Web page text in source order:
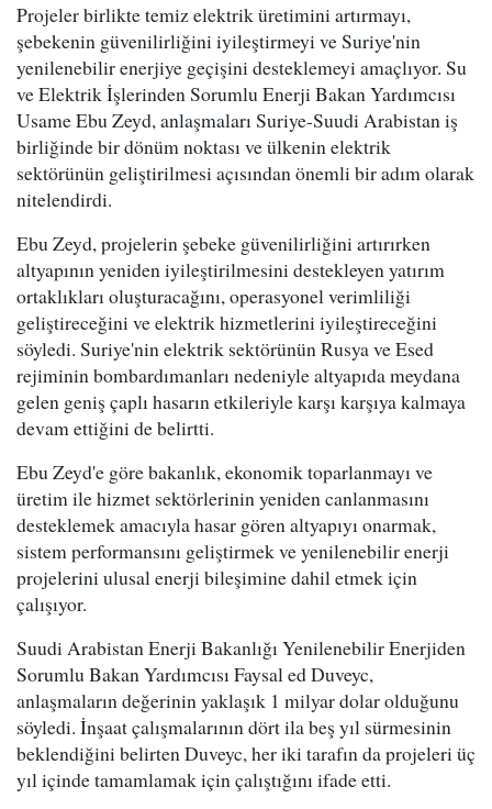
Projeler birlikte temiz elektrik üretimini artırmayı,
şebekenin güvenilirliğini iyileştirmeyi ve Suriye'nin
yenilenebilir enerjiye geçişini desteklemeyi amaçlıyor. Su
ve Elektrik İşlerinden Sorumlu Enerji Bakan Yardımcısı
Usame Ebu Zeyd, anlaşmaları Suriye-Suudi Arabistan iş
birliğinde bir dönüm noktası ve ülkenin elektrik
sektörünün geliştirilmesi açısından önemli bir adım olarak
nitelendirdi.
Ebu Zeyd, projelerin şebeke güvenilirliğini artırırken
altyapının yeniden iyileştirilmesini destekleyen yatırım
ortaklıkları oluşturacağını, operasyonel verimliliği
geliştireceğini ve elektrik hizmetlerini iyileştireceğini
söyledi. Suriye'nin elektrik sektörünün Rusya ve Esed
rejiminin bombardımanları nedeniyle altyapıda meydana
gelen geniş çaplı hasarın etkileriyle karşı karşıya kalmaya
devam ettiğini de belirtti.
Ebu Zeyd'e göre bakanlık, ekonomik toparlanmayı ve
üretim ile hizmet sektörlerinin yeniden canlanmasını
desteklemek amacıyla hasar gören altyapıyı onarmak,
sistem performansını geliştirmek ve yenilenebilir enerji
projelerini ulusal enerji bileşimine dahil etmek için
çalışıyor.
Suudi Arabistan Enerji Bakanlığı Yenilenebilir Enerjiden
Sorumlu Bakan Yardımcısı Faysal ed Duveyc,
anlaşmaların değerinin yaklaşık 1 milyar dolar olduğunu
söyledi. İnşaat çalışmalarının dört ila beş yıl sürmesinin
beklendiğini belirten Duveyc, her iki tarafın da projeleri üç
yıl içinde tamamlamak için çalıştığını ifade etti.